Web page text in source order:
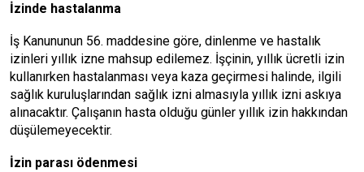
İzinde hastalanma
İş Kanununun 56. maddesine göre, dinlenme ve hastalık
izinleri yıllık izne mahsup edilemez. İşçinin, yıllık ücretli izin
kullanırken hastalanması veya kaza geçirmesi halinde, ilgili
sağlık kuruluşlarından sağlık izni almasıyla yıllık izni askıya
alınacaktır. Çalışanın hasta olduğu günler yıllık izin hakkından
düşülemeyecektir.
İzin parası ödenmesi